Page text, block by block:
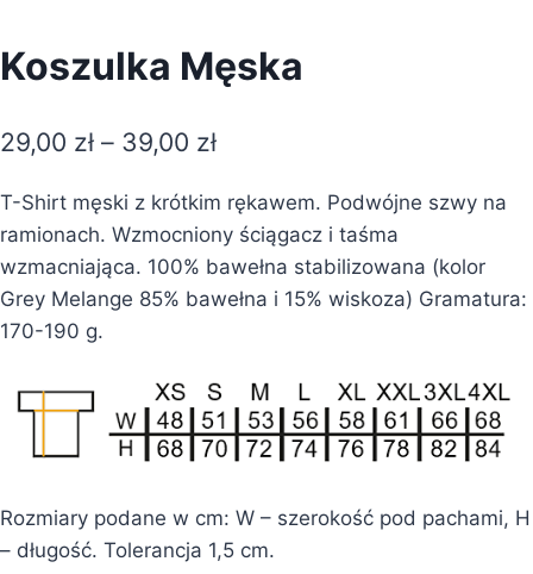
Koszulka Męska
29,00 zł – 39,00 zł
T-Shirt męski z krótkim rękawem. Podwójne szwy na
ramionach. Wzmocniony ściągacz i taśma
wzmacniająca. 100% bawełna stabilizowana (kolor
Grey Melange 85% bawełna i 15% wiskoza) Gramatura:
170-190 g.
Rozmiary podane w cm: W – szerokość pod pachami, H
– długość. Tolerancja 1,5 cm.